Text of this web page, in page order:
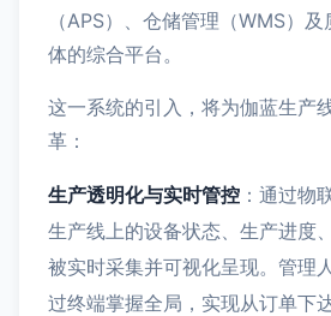
（APS）、仓储管理（WMS）
体的综合平台。
这一系统的引入，将为伽蓝生产
革：
生产透明化与实时管控 ：通过物
生产线上的设备状态、生产进度
被实时采集并可视化呈现。管理
过终端掌握全局，实现从订单下